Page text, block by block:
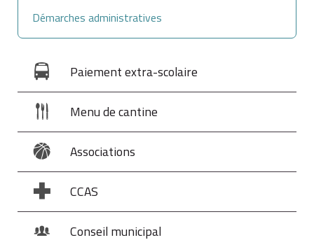
Démarches administratives
Paiement extra-scolaire
Menu de cantine
Associations
CCAS
Conseil municipal